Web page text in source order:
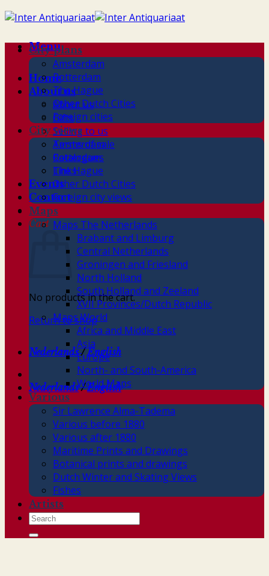
Skip
to
Menu
Home
About us
About us
Gifts
Selling to us
Terms of sale
Catalogues
Links
Events
Contact
Cart
No products in the cart.
Return to shop
Nederlands/English
Nederlands/English
City plans
Amsterdam
Rotterdam
The Hague
Other Dutch Cities
Foreign cities
City views
Amsterdam
Rotterdam
The Hague
Other Dutch Cities
Foreign city views
Maps
Maps The Netherlands
Brabant and Limburg
Central Netherlands
Groningen and Friesland
North Holland
South Holland and Zeeland
XVII Provinces/Dutch Republic
Maps World
Africa and Middle East
Asia
Europe
North- and South-America
World Maps
Various
Sir Lawrence Alma-Tadema
Various before 1880
Various after 1880
Maritime Prints and Drawings
Botanical prints and drawings
Dutch Winter and Skating Views
Fishes
Artists
Search
for: